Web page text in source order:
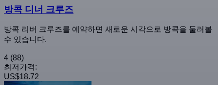
방콕 디너 크루즈
방콕 리버 크루즈를 예약하면 새로운 시각으로 방콕을 둘러볼
수 있습니다.
4 (88)
최저가격:
US$18.72